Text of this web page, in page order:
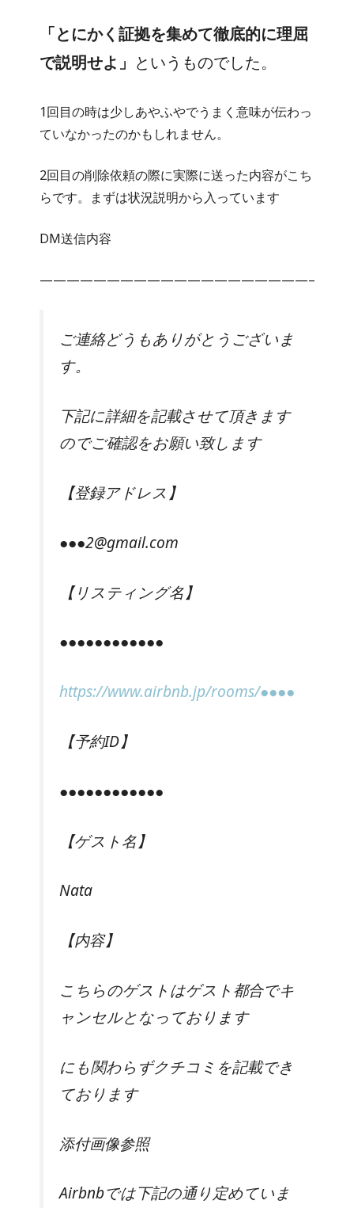
「とにかく証拠を集めて徹底的に理屈
で説明せよ」 というものでした。
1回目の時は少しあやふやでうまく意味が伝わっ
ていなかったのかもしれません。
2回目の削除依頼の際に実際に送った内容がこち
らです。まずは状況説明から入っています
DM送信内容
————————————————————–
ご連絡どうもありがとうございま
す。
下記に詳細を記載させて頂きます
のでご確認をお願い致します
【登録アドレス】
●●●2@gmail.com
【リスティング名】
●●●●●●●●●●●●
https://www.airbnb.jp/rooms/●●●●
【予約ID】
●●●●●●●●●●●●
【ゲスト名】
Nata
【内容】
こちらのゲストはゲスト都合でキ
ャンセルとなっております
にも関わらずクチコミを記載でき
ております
添付画像参照
Airbnbでは下記の通り定めていま